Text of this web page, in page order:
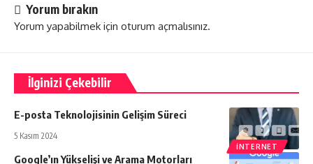
Yorum bırakın
Yorum yapabilmek için oturum açmalısınız.
İlginizi Çekebilir
İNTERNET
E-posta Teknolojisinin Gelişim Süreci
5 Kasım 2024
Google’ın Yükselişi ve Arama Motorları